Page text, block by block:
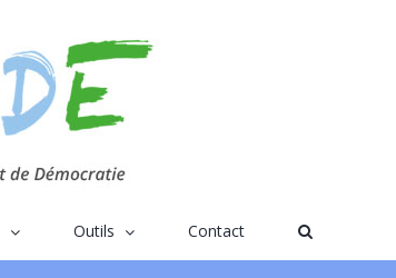
Outils Contact